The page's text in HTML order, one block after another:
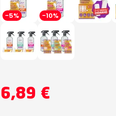
-5% -10%
6,89 €